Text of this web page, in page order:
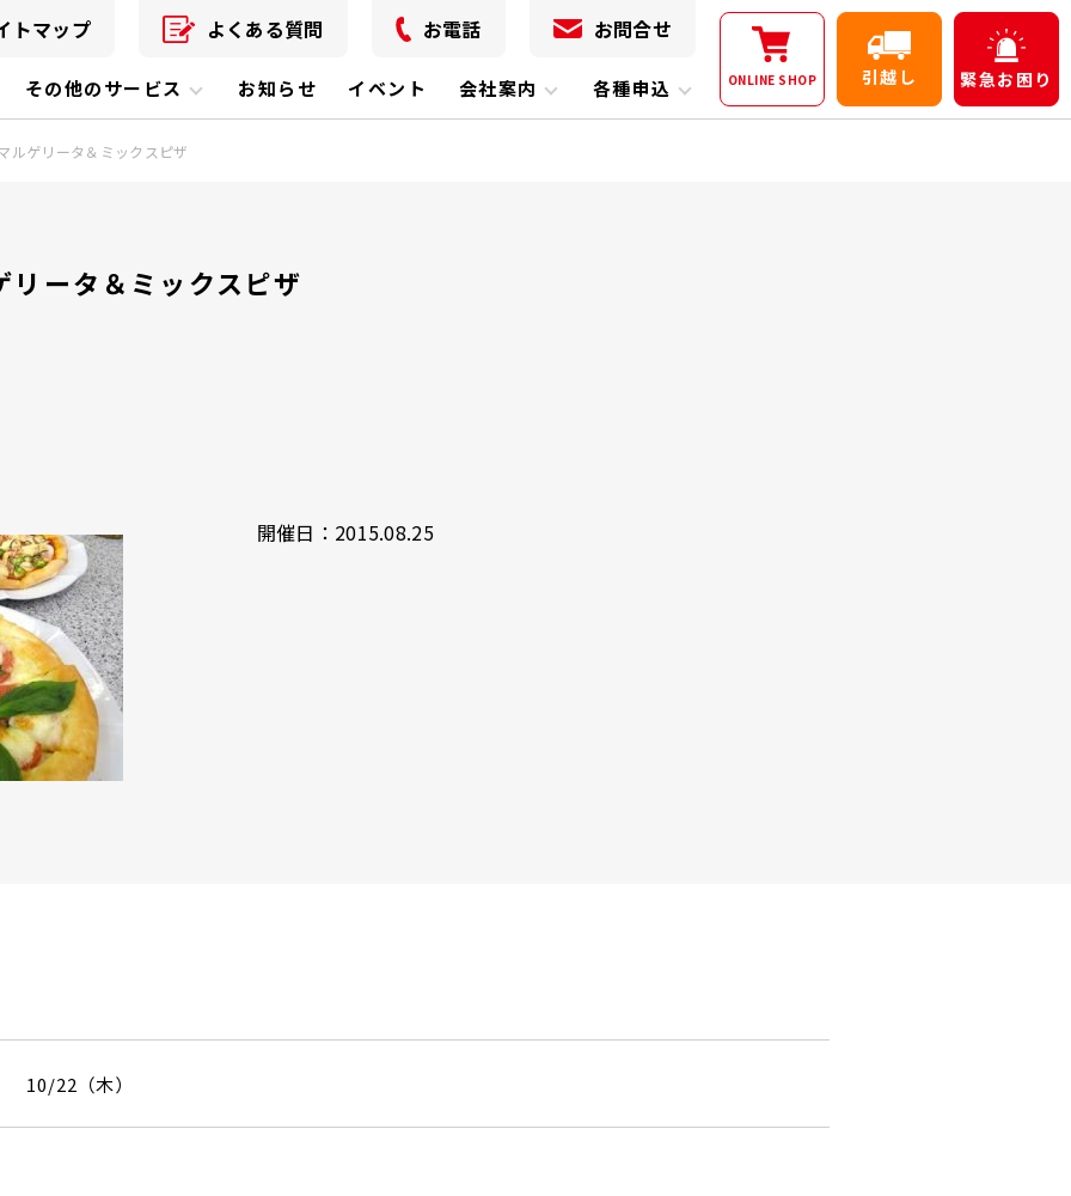
その他のサービス お知らせ イベント 会社案内 各種申込
トマップ よくある質問 お電話 お問合せ
ONLINE SHOP 引越し 緊急お困り
ルゲリータ＆ミックスピザ
ータ＆ミックスピザ
開催日：2015.08.25
10/22（木）